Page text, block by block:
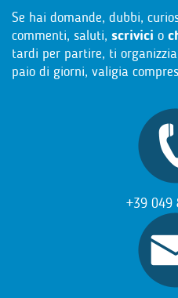
Se hai domande, dubbi,
commenti, saluti, scrivici o
tardi per partire, ti
paio di giorni, valigia
+39 049